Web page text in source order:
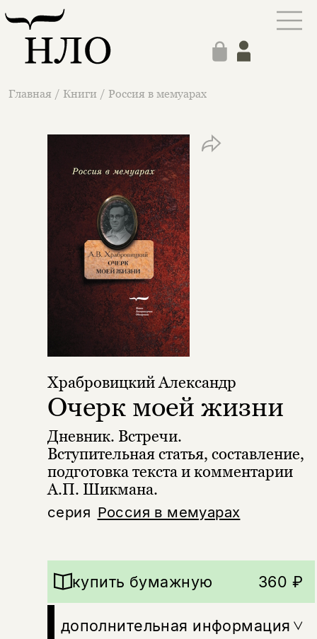
Главная / Книги / Россия в мемуарах
серия Россия в мемуарах
Храбровицкий Александр
Очерк моей жизни
Дневник. Встречи.
Вступительная статья, составление,
подготовка текста и комментарии
А.П. Шикмана.
купить бумажную 360 ₽
дополнительная информация